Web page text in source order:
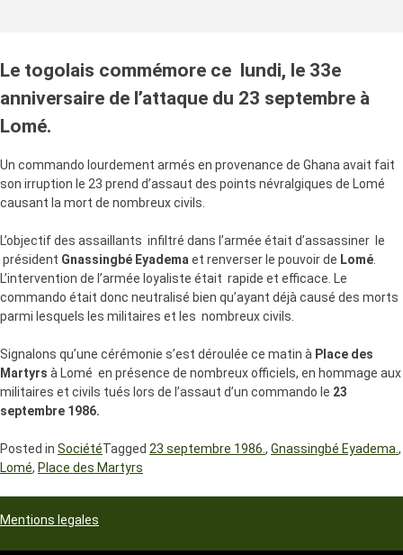
Le togolais commémore ce lundi, le 33e
anniversaire de l’attaque du 23 septembre à
Lomé.
Un commando lourdement armés en provenance de Ghana avait fait
son irruption le 23 prend d’assaut des points névralgiques de Lomé
causant la mort de nombreux civils.
L’objectif des assaillants infiltré dans l’armée était d’assassiner le
président Gnassingbé Eyademaet renverser le pouvoir de Lomé.
L’intervention de l’armée loyaliste était rapide et efficace. Le
commando était donc neutralisé bien qu’ayant déjà causé des morts
parmi lesquels les militaires et les nombreux civils.
Signalons qu’une cérémonie s’est déroulée ce matin à Place des
Martyrs à Lomé en présence de nombreux officiels, en hommage aux
militaires et civils tués lors de l’assaut d’un commando le 23
septembre 1986.
Posted in SociétéTagged 23 septembre 1986., Gnassingbé Eyadema.,
Lomé, Place des Martyrs
Mentions legales